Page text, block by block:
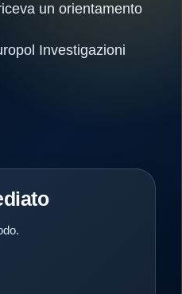
un orientamento
Investigazioni